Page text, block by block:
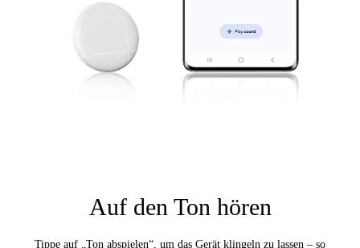
Auf den Ton hören
Tippe auf „Ton abspielen“, um das Gerät klingeln zu lassen – so